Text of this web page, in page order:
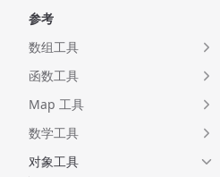
参考
数组工具
函数工具
Map 工具
数学工具
对象工具